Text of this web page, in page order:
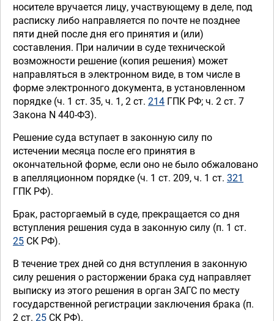
носителе вручается лицу, участвующему в деле, под
расписку либо направляется по почте не позднее
пяти дней после дня его принятия и (или)
составления. При наличии в суде технической
возможности решение (копия решения) может
направляться в электронном виде, в том числе в
форме электронного документа, в установленном
порядке (ч. 1 ст. 35, ч. 1, 2 ст. 214 ГПК РФ; ч. 2 ст. 7
Закона N 440-ФЗ).
Решение суда вступает в законную силу по
истечении месяца после его принятия в
окончательной форме, если оно не было обжаловано
в апелляционном порядке (ч. 1 ст. 209, ч. 1 ст. 321
ГПК РФ).
Брак, расторгаемый в суде, прекращается со дня
вступления решения суда в законную силу (п. 1 ст.
25 СК РФ).
В течение трех дней со дня вступления в законную
силу решения о расторжении брака суд направляет
выписку из этого решения в орган ЗАГС по месту
государственной регистрации заключения брака (п.
2 ст. 25 СК РФ).